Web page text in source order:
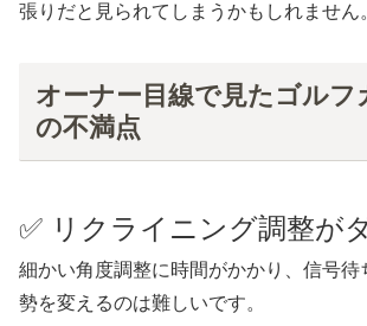
張りだと見られてしまうかもしれません
オーナー目線で見たゴルフ
の不満点
✅ リクライニング調整が
細かい角度調整に時間がかかり、信号待
勢を変えるのは難しいです。